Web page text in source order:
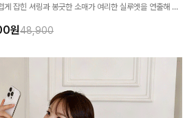
게 잡힌 셔링과 봉긋한 소매가 여리한 실루엣을 연출해 특
원48,900